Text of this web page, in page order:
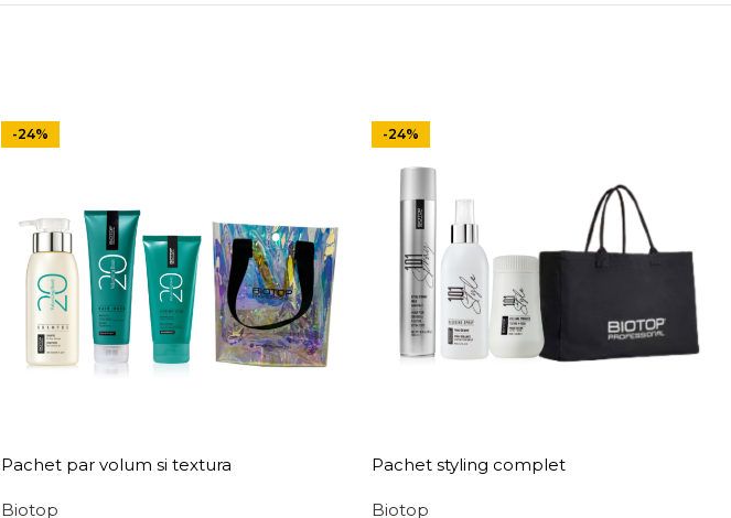
-24%
Pachet par volum si textura
Biotop
-24%
Pachet styling complet
Biotop